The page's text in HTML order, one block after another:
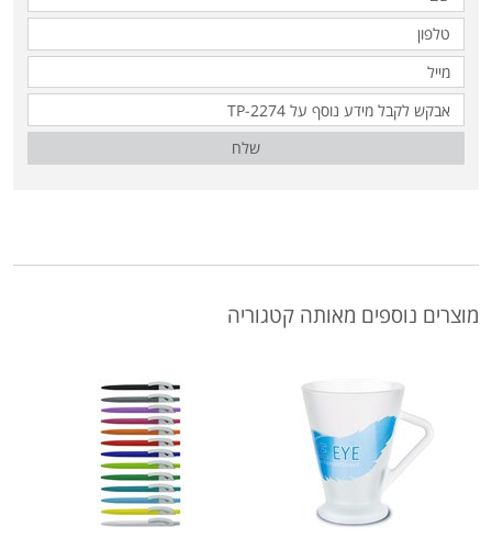
שלח
מוצרים נוספים מאותה קטגוריה